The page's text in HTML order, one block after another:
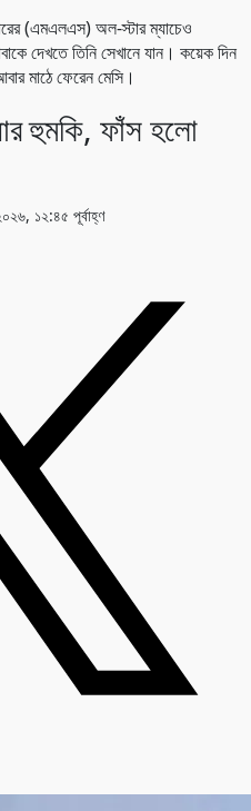
(এমএলএস) অল-স্টার ম্যাচেও
দেখতে তিনি সেখানে যান। কয়েক দিন
মাঠে ফেরেন মেসি।
হুমকি, ফাঁস হলো
১২:৪৫ পূর্বাহ্ণ